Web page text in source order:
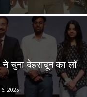
चुना देहरादून का लाॅ
2026